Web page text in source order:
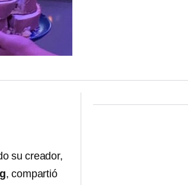
su creador,
, compartió